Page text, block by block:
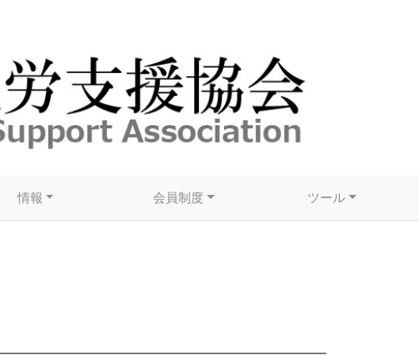
情報 会員制度 ツール